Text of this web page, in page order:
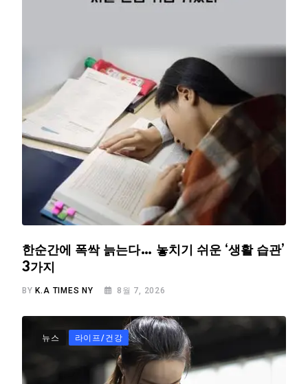
한순간에 폭싹 늙는다… 놓치기 쉬운 ‘생활 습관’
3가지
BY K.A TIMES NY 8월 7, 2026
뉴스 라이프/건강